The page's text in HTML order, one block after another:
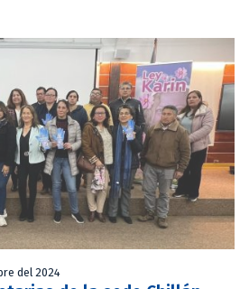
del 2024